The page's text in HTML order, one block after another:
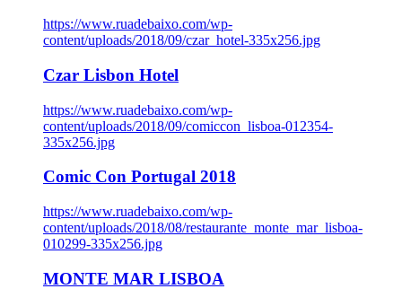
https://www.ruadebaixo.com/wp-
content/uploads/2018/09/czar_hotel-335x256.jpg
Czar Lisbon Hotel
https://www.ruadebaixo.com/wp-
content/uploads/2018/09/comiccon_lisboa-012354-
335x256.jpg
Comic Con Portugal 2018
https://www.ruadebaixo.com/wp-
content/uploads/2018/08/restaurante_monte_mar_lisboa-
010299-335x256.jpg
MONTE MAR LISBOA